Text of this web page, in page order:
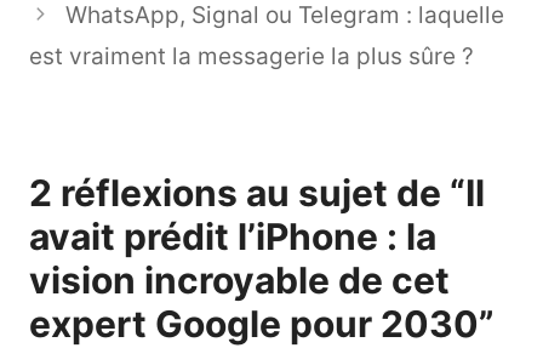
WhatsApp, Signal ou Telegram : laquelle
est vraiment la messagerie la plus sûre ?
2 réflexions au sujet de “Il
avait prédit l’iPhone : la
vision incroyable de cet
expert Google pour 2030”